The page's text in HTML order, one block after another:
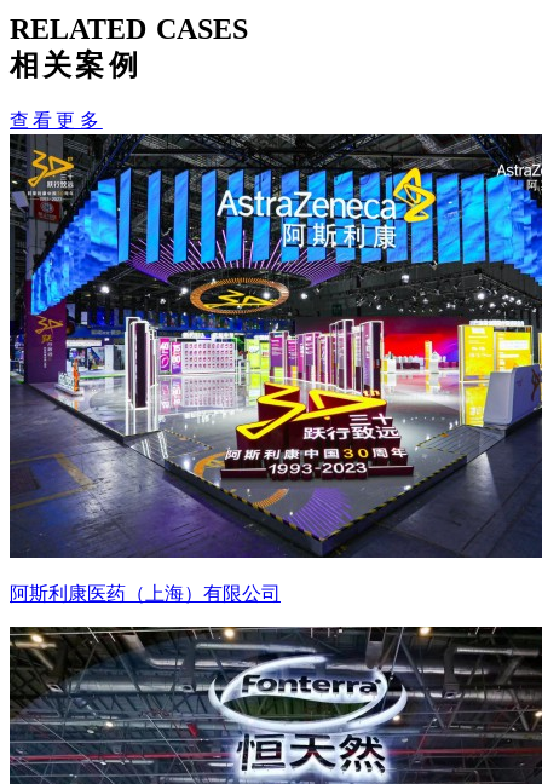
RELATED CASES
相关案例
查看更多
阿斯利康医药（上海）有限公司